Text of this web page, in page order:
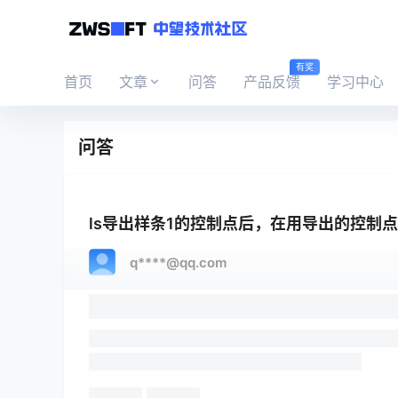
首页 文章 问答 产品反馈
有奖
学习中心
问答
ls导出样条1的控制点后，在用导出的控制
q****@qq.com